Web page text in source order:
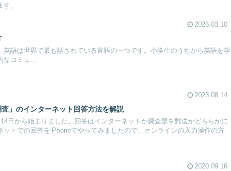
。
2026.03.10
英語は世界で最も話されている言語の一つです。小学生のうちから英語を学
コミュ...
2023.08.14
」のインターネット回答方法を解説
日から始まりました。回答はインターネットか調査票を郵送かどちらかに
ットでの回答をiPhoneでやってみましたので、オンラインの入力操作の方
2020.09.16